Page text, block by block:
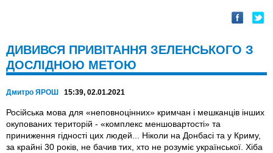
ДИВИВСЯ ПРИВІТАННЯ ЗЕЛЕНСЬКОГО З
ДОСЛІДНОЮ МЕТОЮ
Дмитро ЯРОШ 15:39, 02.01.2021
Російська мова для «неповноцінних» кримчан і мешканців інших
окупованих територій - «комплекс меншовартості» та
приниження гідності цих людей... Ніколи на Донбасі та у Криму,
за крайні 30 років, не бачив тих, хто не розуміє української. Хіба